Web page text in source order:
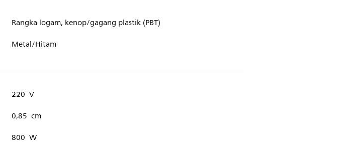
Rangka logam, kenop/gagang plastik (PBT)
Metal/Hitam
220 V
0,85 cm
800 W